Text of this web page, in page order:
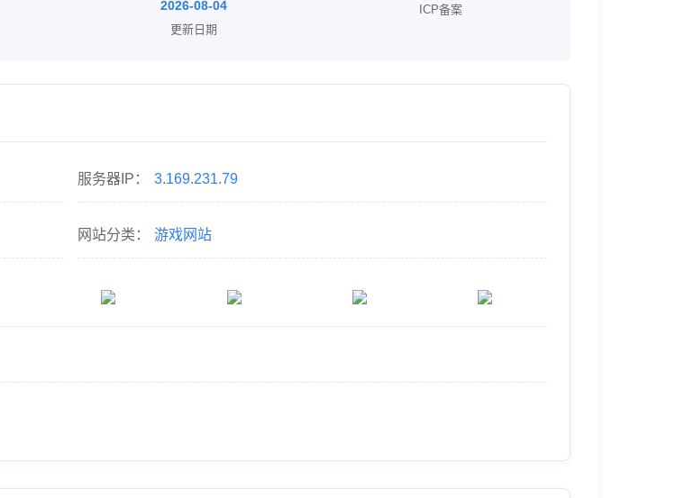
2026-08-04
更新日期
ICP备案
服务器IP： 3.169.231.79
网站分类： 游戏网站